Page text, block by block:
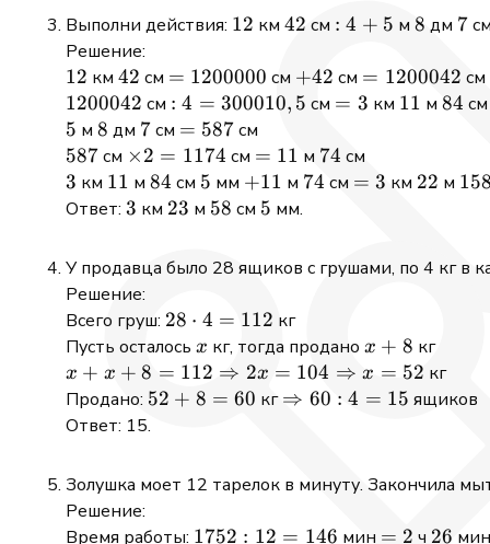
48
=
156
=
13
Выполни действия: 12
12 км 42
42 см :
+
5
: 4 + 5 м 8
8 дм 7
7
Решение:
12
12 км 42
42 см =
1200000
= 1200000 см +
42
+42 см =
1200042
= 1200042 см
1200042
1200042 см : 4 =
300010,5
: 4 = 300010, 5 см =
= 3 км 11
11 м 84
84
5
5 м 8
8 дм 7
7см =
587
= 587см
587
587см \times
2 =
1174
×2 = 1174 см =
11
= 11 м 74
74 см
3
3 км 11
11 м 84
84 см 5
5 мм +
11
+11 м 74
74 см =
= 3 км 22
22 м
Ответ: 3
3 км 23
23 м 58
58 см 5
5 мм.
У продавца было 28 ящиков с грушами, по 4 кг в
Решение:
Всего груш: 28
\cdot
4 =
112
28 ⋅ 4 = 112 кг
Пусть осталось x
x кг, тогда продано x
+
8
x + 8 кг
x + x + 8 =
112
\Rightarrow
\Rightarrow
x = 52
x + x + 8 = 112 ⇒ 2x = 104 ⇒ x = 52 кг
Продано: 52
52 + 8 = 60 кг\Rightarrow
⇒ 60 : 4 = 15 ящиков
Ответ: 15.
Золушка моет 12 тарелок в минуту. Закончила
Решение:
Время работы: 1752
1752 : 12 = 146 мин =
= 2 ч 26
26 мин